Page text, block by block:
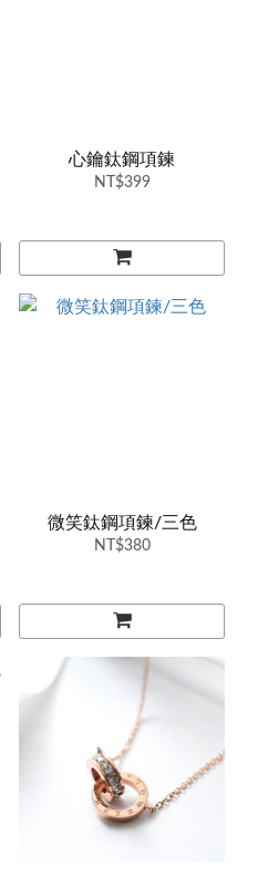
心鑰鈦鋼項鍊
NT$399
微笑鈦鋼項鍊/三色
NT$380